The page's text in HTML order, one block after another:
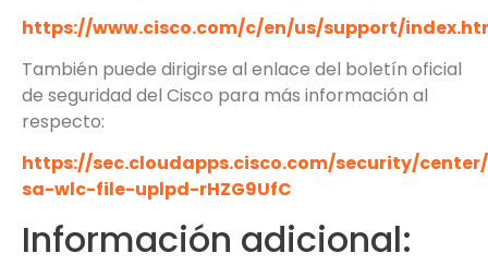
https://www.cisco.com/c/en/us/support/
También puede dirigirse al enlace del boletín oficial
de seguridad del Cisco para más información al
respecto:
https://sec.cloudapps.cisco.com/security/
sa-wlc-file-uplpd-rHZG9UfC
Información adicional: